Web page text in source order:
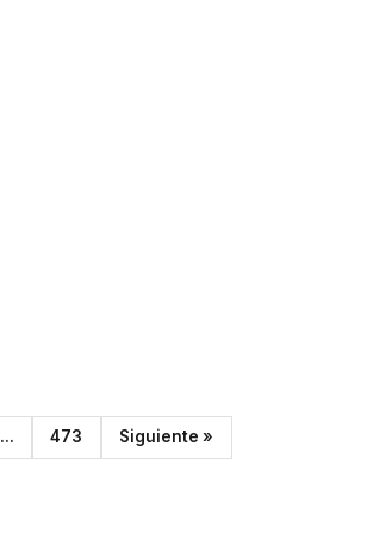
... 473 Siguiente »